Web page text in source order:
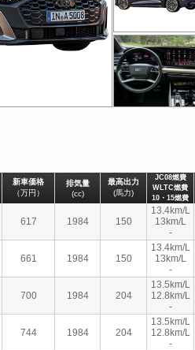
新車価格
（万円）
排気量
(cc)
最高出力
(馬力)
JC08燃費
WLTC燃費
10・15燃費
617 1984 150
13.4km/L
13km/L
-
661 1984 150
13.4km/L
13km/L
-
700 1984 204
13.5km/L
12.8km/L
-
744 1984 204
13.5km/L
12.8km/L
-